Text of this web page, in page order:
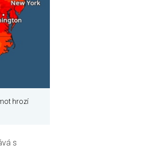
hrozí
s